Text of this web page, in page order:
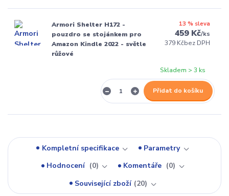
Armori Shelter H172 -
pouzdro se stojánkem pro
Amazon Kindle 2022 - světle
růžové
13 % sleva
459 Kč/ks
379 Kčbez DPH
Skladem > 3 ks
Přidat do košíku
Kompletní specifikace
Parametry
Hodnocení
0 Komentáře
0
Související zboží 20